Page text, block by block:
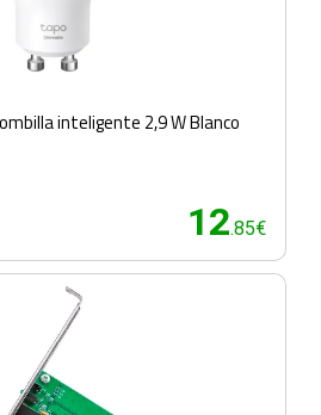
inteligente 2,9 W Blanco
12.85€